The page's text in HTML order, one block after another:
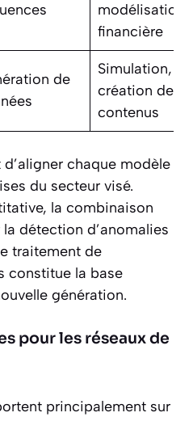
modélisation
financière
de
Simulation,
création de
contenus
chaque modèle
du secteur visé.
la combinaison
détection d’anomalies
traitement de
constitue la base
génération.
pour les réseaux de
principalement sur